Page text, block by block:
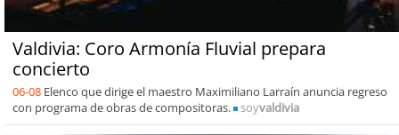
Valdivia: Coro Armonía Fluvial prepara
concierto
06-08 Elenco que dirige el maestro Maximiliano Larraín anuncia regreso
con programa de obras de compositoras.
soyvaldivia